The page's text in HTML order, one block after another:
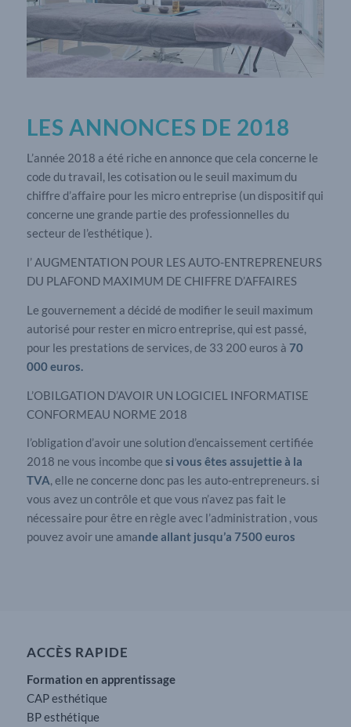
LES ANNONCES DE 2018
L’année 2018 a été riche en annonce que cela concerne le
code du travail, les cotisation ou le seuil maximum du
chiffre d’affaire pour les micro entreprise (un dispositif qui
concerne une grande partie des professionnelles du
secteur de l’esthétique ).
l’ AUGMENTATION POUR LES AUTO-ENTREPRENEURS
DU PLAFOND MAXIMUM DE CHIFFRE D’AFFAIRES
Le gouvernement a décidé de modifier le seuil maximum
autorisé pour rester en micro entreprise, qui est passé,
pour les prestations de services, de 33 200 euros à 70
000 euros.
L’OBILGATION D’AVOIR UN LOGICIEL INFORMATISE
CONFORMEAU NORME 2018
l’obligation d’avoir une solution d’encaissement certifiée
2018 ne vous incombe que si vous êtes assujettie à la
TVA, elle ne concerne donc pas les auto-entrepreneurs. si
vous avez un contrôle et que vous n’avez pas fait le
nécessaire pour être en règle avec l’administration , vous
pouvez avoir une amande allant jusqu’a 7500 euros
ACCÈS RAPIDE
Formation en apprentissage
CAP esthétique
BP esthétique